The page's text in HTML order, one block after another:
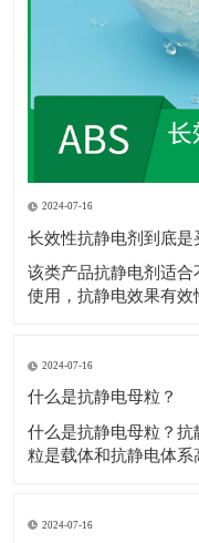
2024-07-16
长效性抗静电剂到底是
该类产品抗静电剂​适
使用，抗静电效果有
和树脂较好的层筋状啮
2.电荷通过网状通道，
2024-07-16
什么是抗静电母粒？
什么是抗静电母粒？
粒是载体和抗静电体系
表面电阻为1012Ω以上
2024-07-16